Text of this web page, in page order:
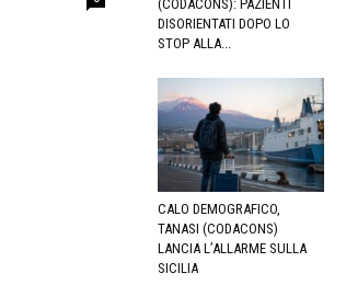
(CODACONS): PAZIENTI
DISORIENTATI DOPO LO
STOP ALLA...
CALO DEMOGRAFICO,
TANASI (CODACONS)
LANCIA L’ALLARME SULLA
SICILIA